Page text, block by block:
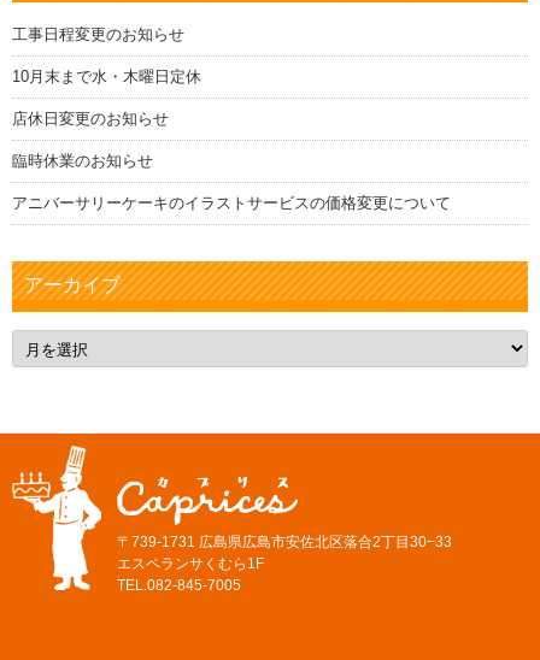
工事日程変更のお知らせ
10月末まで水・木曜日定休
店休日変更のお知らせ
臨時休業のお知らせ
アニバーサリーケーキのイラストサービスの価格変更について
アーカイブ
ア
ー
カ
〒739-1731 広島県広島市安佐北区落合2丁目30−33
エスペランサくむら1F
TEL.082-845-7005